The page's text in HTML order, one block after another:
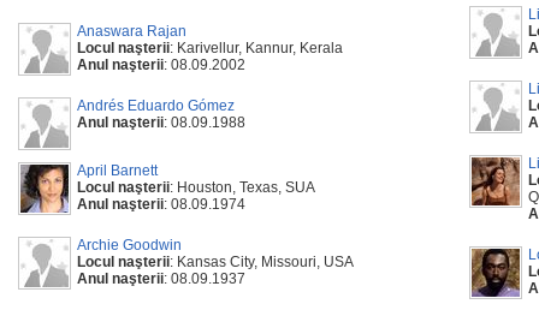
Anaswara Rajan
Locul naşterii: Karivellur, Kannur, Kerala
Anul naşterii: 08.09.2002
Andrés Eduardo Gómez
Anul naşterii: 08.09.1988
April Barnett
Locul naşterii: Houston, Texas, SUA
Anul naşterii: 08.09.1974
Archie Goodwin
Locul naşterii: Kansas City, Missouri, USA
Anul naşterii: 08.09.1937